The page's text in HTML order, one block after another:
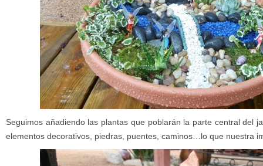
Seguimos añadiendo las plantas que poblarán la parte central del
elementos decorativos, piedras, puentes, caminos…lo que nuestra